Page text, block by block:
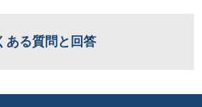
ある質問と回答